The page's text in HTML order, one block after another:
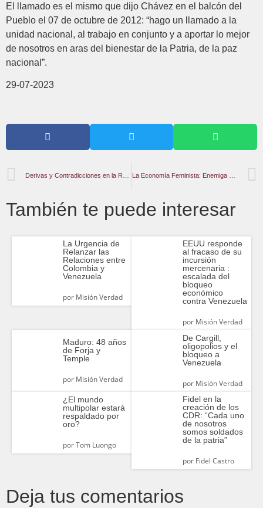
El llamado es el mismo que dijo Chávez en el balcón del
Pueblo el 07 de octubre de 2012: “hago un llamado a la
unidad nacional, al trabajo en conjunto y a aportar lo mejor
de nosotros en aras del bienestar de la Patria, de la paz
nacional”.
29-07-2023
También te puede interesar
La Urgencia de
Relanzar las
Relaciones entre
Colombia y
Venezuela
porMisión Verdad
EEUU responde
al fracaso de su
incursión
mercenaria :
escalada del
bloqueo
económico
contra Venezuela
porMisión Verdad
Maduro: 48 años
de Forja y
Temple
porMisión Verdad
De Cargill,
oligopolios y el
bloqueo a
Venezuela
porMisión Verdad
¿El mundo
multipolar estará
respaldado por
oro?
porTom Luongo
Fidel en la
creación de los
CDR: “Cada uno
de nosotros
somos soldados
de la patria”
porFidel Castro
Deja tus comentarios